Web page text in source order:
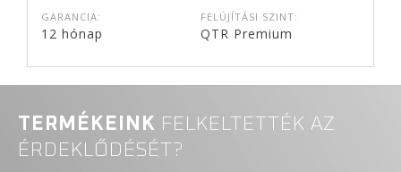
GARANCIA:
12 hónap
FELÚJÍTÁSI SZINT:
QTR Premium
TERMÉKEINK FELKELTETTÉK AZ
ÉRDEKLŐDÉSÉT?